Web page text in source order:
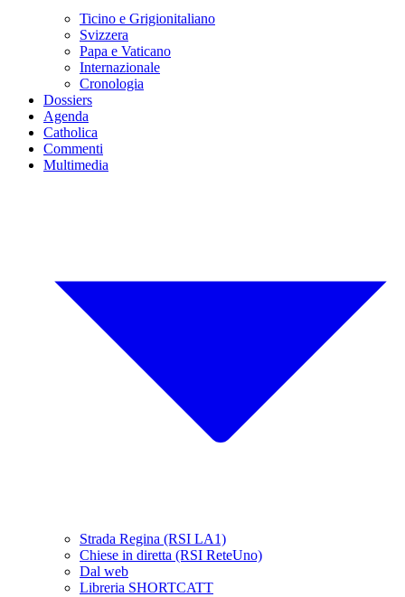
Ticino e Grigionitaliano
Svizzera
Papa e Vaticano
Internazionale
Cronologia
Dossiers
Agenda
Catholica
Commenti
Multimedia
Strada Regina (RSI LA1)
Chiese in diretta (RSI ReteUno)
Dal web
Libreria SHORTCATT